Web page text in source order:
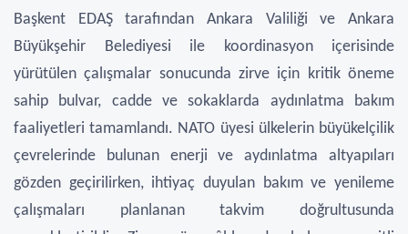
Başkent EDAŞ tarafından Ankara Valiliği ve Ankara
Büyükşehir Belediyesi ile koordinasyon içerisinde
yürütülen çalışmalar sonucunda zirve için kritik öneme
sahip bulvar, cadde ve sokaklarda aydınlatma bakım
faaliyetleri tamamlandı. NATO üyesi ülkelerin büyükelçilik
çevrelerinde bulunan enerji ve aydınlatma altyapıları
gözden geçirilirken, ihtiyaç duyulan bakım ve yenileme
çalışmaları planlanan takvim doğrultusunda